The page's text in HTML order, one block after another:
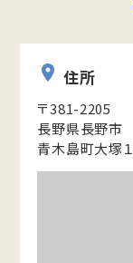
住所
〒381-2205
長野県長野市
青木島町大塚１